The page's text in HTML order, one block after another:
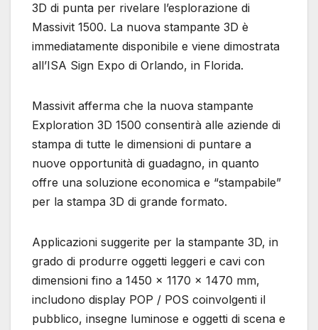
3D di punta per rivelare l’esplorazione di
Massivit 1500. La nuova stampante 3D è
immediatamente disponibile e viene dimostrata
all’ISA Sign Expo di Orlando, in Florida.
Massivit afferma che la nuova stampante
Exploration 3D 1500 consentirà alle aziende di
stampa di tutte le dimensioni di puntare a
nuove opportunità di guadagno, in quanto
offre una soluzione economica e “stampabile”
per la stampa 3D di grande formato.
Applicazioni suggerite per la stampante 3D, in
grado di produrre oggetti leggeri e cavi con
dimensioni fino a 1450 x 1170 x 1470 mm,
includono display POP / POS coinvolgenti il ​​
pubblico, insegne luminose e oggetti di scena e